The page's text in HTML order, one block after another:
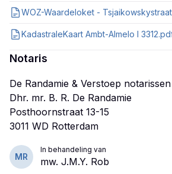
WOZ-Waardeloket -
KadastraleKaart Ambt-Almelo I
Notaris
De Randamie & Verstoep notarissen
Dhr. mr. B. R. De Randamie
Posthoornstraat 13-15
MR
In behandeling van
mw. J.M.Y. Rob